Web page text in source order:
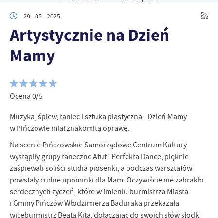
29 - 05 - 2025
Artystycznie na Dzień
Mamy
Ocena 0/5
Muzyka, śpiew, taniec i sztuka plastyczna - Dzień Mamy
w Pińczowie miał znakomitą oprawę.
Na scenie Pińczowskie Samorządowe Centrum Kultury
wystąpiły grupy taneczne Atut i Perfekta Dance, pięknie
zaśpiewali soliści studia piosenki, a podczas warsztatów
powstały cudne upominki dla Mam. Oczywiście nie zabrakło
serdecznych życzeń, które w imieniu burmistrza Miasta
i Gminy Pińczów Włodzimierza Baduraka przekazała
wiceburmistrz Beata Kita, dołączając do swoich słów słodki
zapamiętanie wprowadzonych przez Ciebie ustawień oraz
personalizację określonych funkcjonalności czy prezentowanych
treści.
Dzięki tym plikom cookies możemy zapewnić Ci większy komfort
korzystania z funkcjonalności naszej strony poprzez dopasowanie
jej do Twoich indywidualnych preferencji. Wyrażenie zgody na
funkcjonalne i personalizacyjne pliki cookies gwarantuje
Więcej
Analityczne pliki cookies pomagają nam rozwijać się i
dostosowywać do Twoich potrzeb.
wykorzystywania witryny internetowej, miejsca oraz częstotliwości,
z jaką odwiedzane są nasze serwisy www. Dane pozwalają nam na
popularności wśród użytkowników. Zgromadzone informacje są
przetwarzane w formie zanonimizowanej. Wyrażenie zgody na
analityczne pliki cookies gwarantuje dostępność wszystkich
funkcjonalności.
Reklamowe
Dzięki reklamowym plikom cookies prezentujemy Ci najciekawsze
informacje i aktualności na stronach naszych partnerów.
Promocyjne pliki cookies służą do prezentowania Ci naszych
komunikatów na podstawie analizy Twoich upodobań oraz Twoich
zwyczajów dotyczących przeglądanej witryny internetowej. Treści
promocyjne mogą pojawić się na stronach podmiotów trzecich lub
Więcej